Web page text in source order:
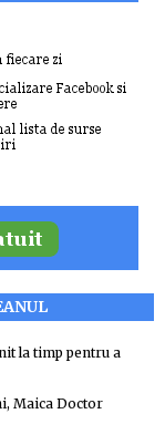
la timp pentru a
Maica Doctor